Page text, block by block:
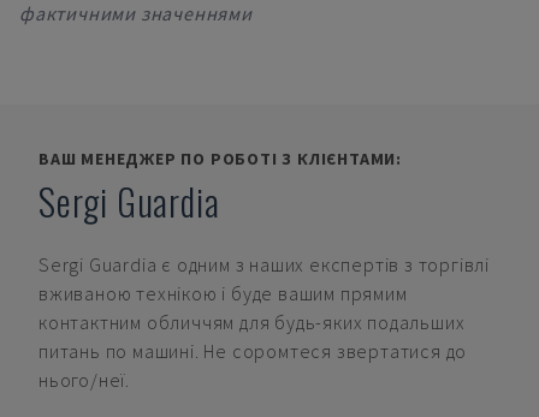
фактичними значеннями
ВАШ МЕНЕДЖЕР ПО РОБОТІ З КЛІЄНТАМИ:
Sergi Guardia
Sergi Guardia є одним з наших експертів з торгівлі
вживаною технікою і буде вашим прямим
контактним обличчям для будь-яких подальших
питань по машині. Не соромтеся звертатися до
нього/неї.